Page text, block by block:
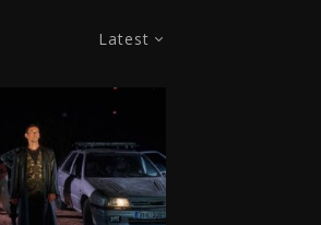
Latest